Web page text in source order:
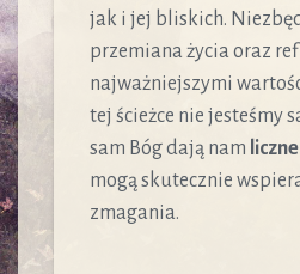
jak i jej bliskich.
przemiana życia oraz
najważniejszymi
tej ścieżce nie jesteśmy
sam Bóg dają nam
mogą skutecznie
zmagania.